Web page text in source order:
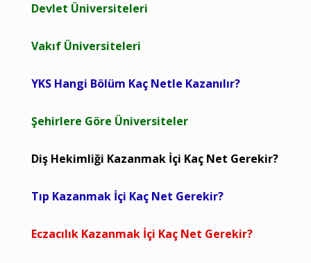
Devlet Üniversiteleri
Vakıf Üniversiteleri
YKS Hangi Bölüm Kaç Netle Kazanılır?
Şehirlere Göre Üniversiteler
Diş Hekimliği Kazanmak İçi Kaç Net Gerekir?
Tıp Kazanmak İçi Kaç Net Gerekir?
Eczacılık Kazanmak İçi Kaç Net Gerekir?